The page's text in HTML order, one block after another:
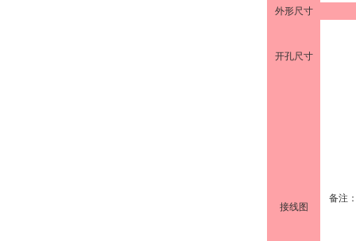
外形尺寸
开孔尺寸
接线图
备注